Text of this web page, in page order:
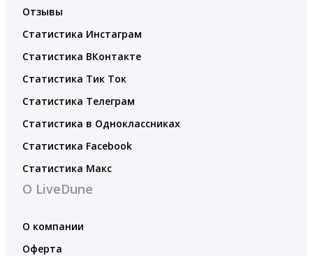
Отзывы
Статистика Инстаграм
Статистика ВКонтакте
Статистика Тик Ток
Статистика Телеграм
Статистика в Одноклассниках
Статистика Facebook
Статистика Макс
О LiveDune
О компании
Оферта